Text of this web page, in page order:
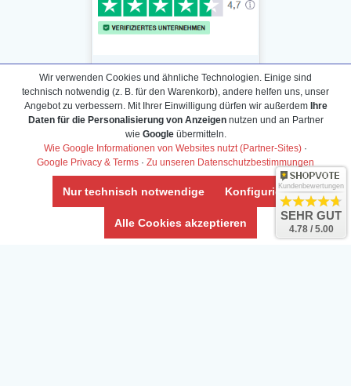
Daten­schutz­erklärung
Widerrufs­recht /Widerrufs­formular
AGB & Info
Impressum
Umwelt und Entsorgung
Vertrag widerrufen
Wir verwenden Cookies und ähnliche Technologien. Einige sind
technisch notwendig (z. B. für den Warenkorb), andere helfen uns, unser
Angebot zu verbessern. Mit Ihrer Einwilligung dürfen wir außerdem Ihre
Daten für die Personalisierung von Anzeigennutzen und an Partner
wie Googleübermitteln.
Wie Google Informationen von Websites nutzt (Partner-Sites) ·
Google Privacy & Terms · Zu unseren Datenschutzbestimmungen
Nur technisch notwendige Konfigurieren
Alle Cookies akzeptieren
Kundenbewertungen
SEHR GUT
4.78 / 5.00